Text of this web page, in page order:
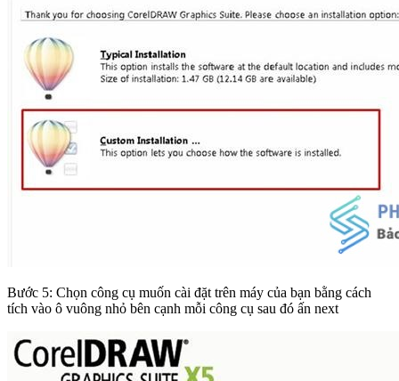
Bước 5: Chọn công cụ muốn cài đặt trên máy của bạn bằng cách
tích vào ô vuông nhỏ bên cạnh mỗi công cụ sau đó ấn next